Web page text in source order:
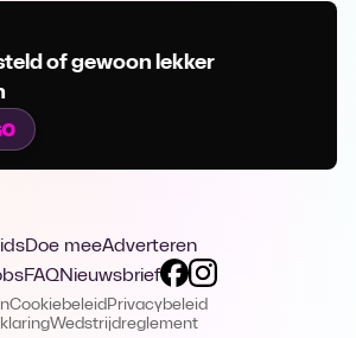
of gewoon lekker
Doe meeAdverteren
FAQNieuwsbrief
Cookiebeleid Privacybeleid
Wedstrijdreglement